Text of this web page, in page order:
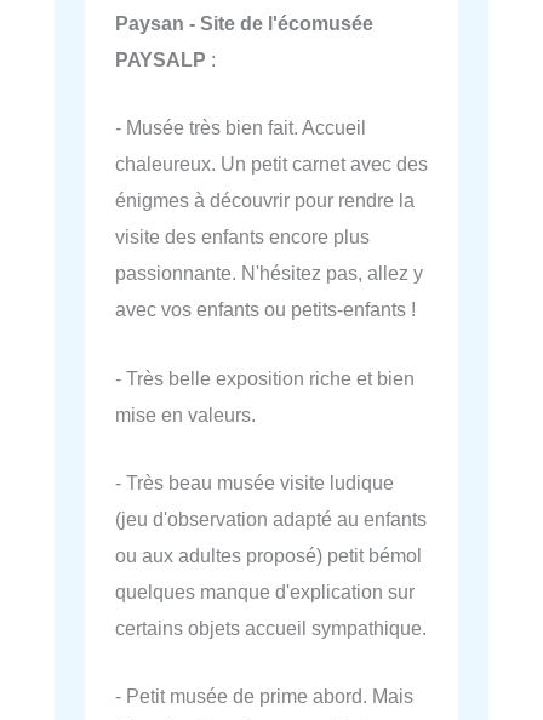
Paysan - Site de l'écomusée
PAYSALP :
- Musée très bien fait. Accueil
chaleureux. Un petit carnet avec des
énigmes à découvrir pour rendre la
visite des enfants encore plus
passionnante. N'hésitez pas, allez y
avec vos enfants ou petits-enfants !
- Très belle exposition riche et bien
mise en valeurs.
- Très beau musée visite ludique
(jeu d'observation adapté au enfants
ou aux adultes proposé) petit bémol
quelques manque d'explication sur
certains objets accueil sympathique.
- Petit musée de prime abord. Mais